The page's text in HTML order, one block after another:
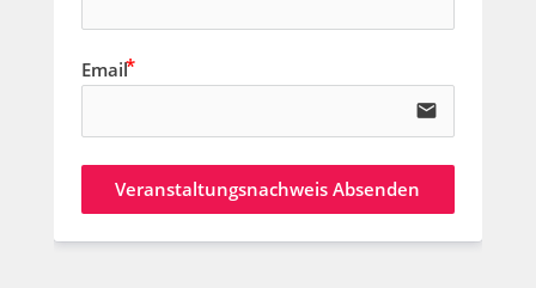
Email
email
Veranstaltungsnachweis Absenden